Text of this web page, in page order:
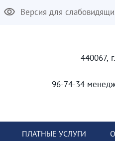
Версия для
440067,
96-74-34
ПЛАТНЫЕ УСЛУГИ